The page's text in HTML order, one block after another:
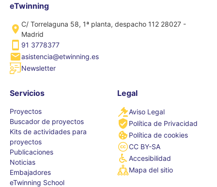
eTwinning
C/ Torrelaguna 58, 1ª planta, despacho 112 28027 -
Madrid
91 3778377
asistencia@etwinning.es
Newsletter
Servicios
Proyectos
Buscador de proyectos
Kits de actividades para
proyectos
Publicaciones
Noticias
Embajadores
eTwinning School
Legal
Aviso Legal
Política de Privacidad
Política de cookies
CC BY-SA
Accesibilidad
Mapa del sitio